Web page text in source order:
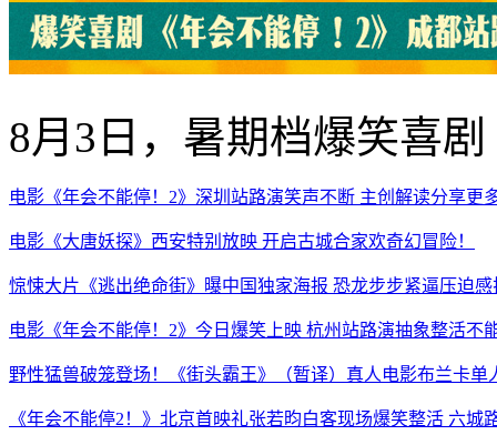
8月3日，暑期档爆笑喜
电影《年会不能停！2》深圳站路演笑声不断 主创解读分享更
电影《大唐妖探》西安特别放映 开启古城合家欢奇幻冒险！
惊悚大片《逃出绝命街》曝中国独家海报 恐龙步步紧逼压迫感
电影《年会不能停！2》今日爆笑上映 杭州站路演抽象整活不
野性猛兽破笼登场！《街头霸王》（暂译）真人电影布兰卡单
《年会不能停2！》北京首映礼张若昀白客现场爆笑整活 六城